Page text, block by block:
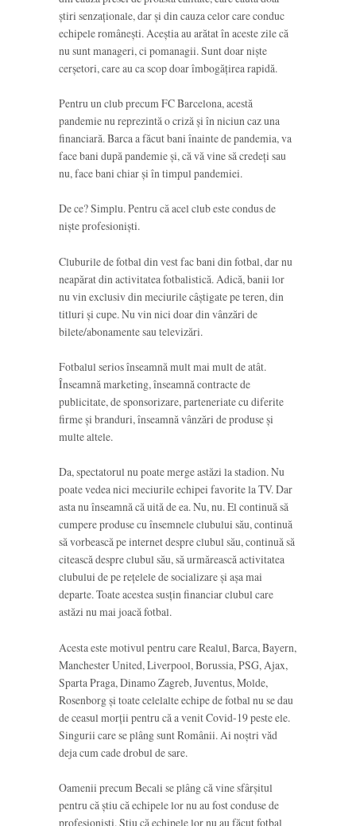
știri senzaționale, dar și din cauza celor care conduc
echipele românești. Aceștia au arătat în aceste zile că
nu sunt manageri, ci pomanagii. Sunt doar niște
cerșetori, care au ca scop doar îmbogățirea rapidă.
Pentru un club precum FC Barcelona, acestă
pandemie nu reprezintă o criză și în niciun caz una
financiară. Barca a făcut bani înainte de pandemia, va
face bani după pandemie și, că vă vine să credeți sau
nu, face bani chiar și în timpul pandemiei.
De ce? Simplu. Pentru că acel club este condus de
niște profesioniști.
Cluburile de fotbal din vest fac bani din fotbal, dar nu
neapărat din activitatea fotbalistică. Adică, banii lor
nu vin exclusiv din meciurile câștigate pe teren, din
titluri și cupe. Nu vin nici doar din vânzări de
bilete/abonamente sau televizări.
Fotbalul serios înseamnă mult mai mult de atât.
Înseamnă marketing, înseamnă contracte de
publicitate, de sponsorizare, parteneriate cu diferite
firme și branduri, înseamnă vânzări de produse și
multe altele.
Da, spectatorul nu poate merge astăzi la stadion. Nu
poate vedea nici meciurile echipei favorite la TV. Dar
asta nu înseamnă că uită de ea. Nu, nu. El continuă să
cumpere produse cu însemnele clubului său, continuă
să vorbească pe internet despre clubul său, continuă să
citească despre clubul său, să urmărească activitatea
clubului de pe rețelele de socializare și așa mai
departe. Toate acestea susțin financiar clubul care
astăzi nu mai joacă fotbal.
Acesta este motivul pentru care Realul, Barca, Bayern,
Manchester United, Liverpool, Borussia, PSG, Ajax,
Sparta Praga, Dinamo Zagreb, Juventus, Molde,
Rosenborg și toate celelalte echipe de fotbal nu se dau
de ceasul morții pentru că a venit Covid-19 peste ele.
Singurii care se plâng sunt Românii. Ai noștri văd
deja cum cade drobul de sare.
Oamenii precum Becali se plâng că vine sfârșitul
pentru că știu că echipele lor nu au fost conduse de
profesioniști. Știu că echipele lor nu au făcut fotbal